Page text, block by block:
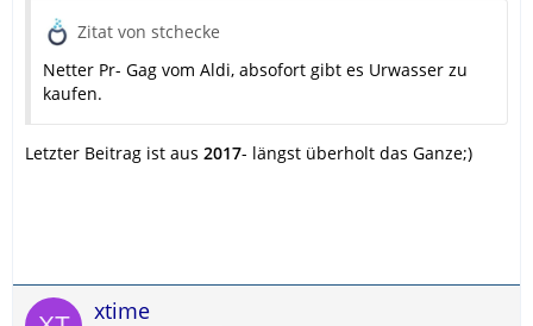
Zitat von stchecke
Netter Pr- Gag vom Aldi, absofort gibt es Urwasser zu
kaufen.
Letzter Beitrag ist aus 2017- längst überholt das Ganze;)
xtime